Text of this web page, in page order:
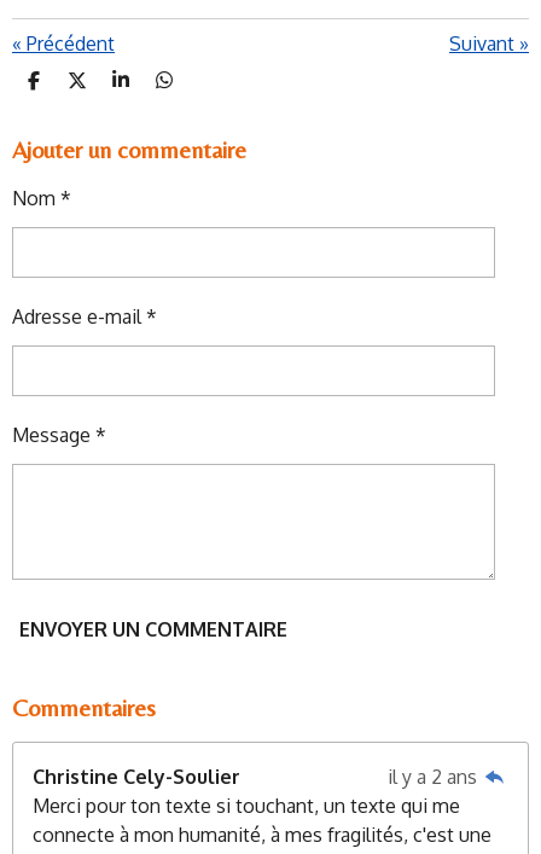
« Précédent Suivant »
P
T
A
E
R
P
T
A
R
P
T
A
R
P
T
A
R
Ajouter un commentaire
Nom *
Adresse e-mail *
Message *
ENVOYER UN COMMENTAIRE
Commentaires
Christine Cely-Soulier
il y a 2 ans
Merci pour ton texte si touchant, un texte qui me
connecte à mon humanité, à mes fragilités, c'est une